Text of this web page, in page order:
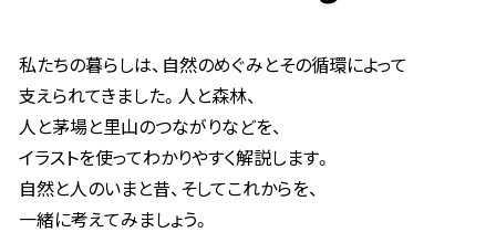
私たちの暮らしは、自然のめぐみとその循環によって
支えられてきました。人と森林、
人と茅場と里山のつながりなどを、
イラストを使ってわかりやすく解説します。
自然と人のいまと昔、そしてこれからを、
一緒に考えてみましょう。